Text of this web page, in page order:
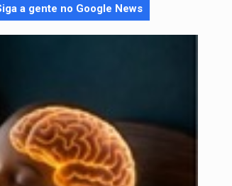
a gente no Google News